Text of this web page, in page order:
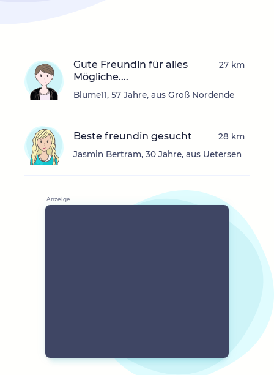
Gute Freundin für alles
Mögliche....
Blume11, 57 Jahre, aus Groß Nordende
27 km
Beste freundin gesucht
Jasmin Bertram, 30 Jahre, aus Uetersen
28 km